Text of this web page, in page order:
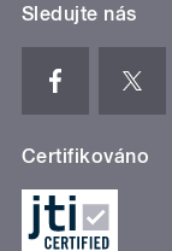
Sledujte nás
Certifikováno